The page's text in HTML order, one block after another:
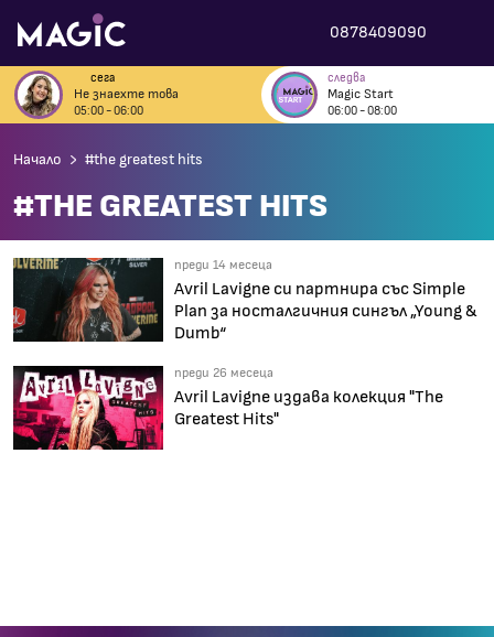
0878409090
сега
Не знаехте това
05:00 - 06:00
следва
Magic Start
06:00 - 08:00
Начало #the greatest hits
#THE GREATEST HITS
преди 14 месеца
Avril Lavigne си партнира със Simple
Plan за носталгичния сингъл „Young &
Dumb“
преди 26 месеца
Avril Lavigne издава колекция "The
Greatest Hits"